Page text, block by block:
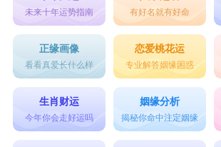
未来十年运势指南 有好名就有好命
正缘画像
看看真爱长什么样
恋爱桃花运
专业解答姻缘困惑
生肖财运
今年你会走好运吗
姻缘分析
揭秘你命中注定姻缘